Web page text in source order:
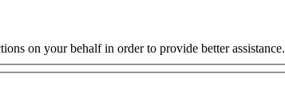
on your behalf in order to provide better assistance.